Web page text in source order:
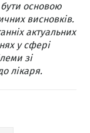
основою
висновків.
актуальних
у сфері
зі
лікаря.